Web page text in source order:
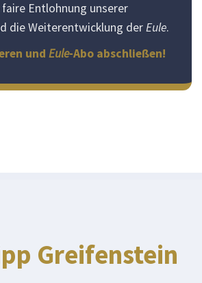
Entlohnung unserer
die Weiterentwicklung derEule.
und Eule-Abo abschließen!
Greifenstein